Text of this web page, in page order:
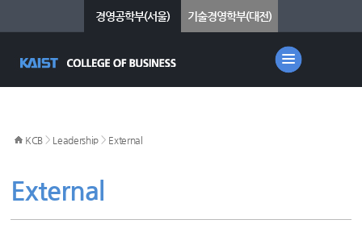
경영공학부(서울) 기술경영학부(대전)
External
KCB > Leadership > External